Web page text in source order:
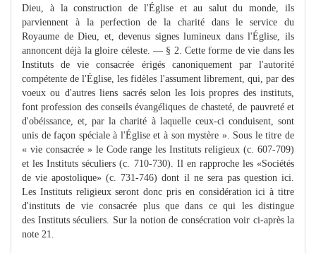
Dieu, à la construction de l'Église et au salut du monde, ils
parviennent à la perfection de la charité dans le service du
Royaume de Dieu, et, devenus signes lumineux dans l'Église, ils
annoncent déjà la gloire céleste. — § 2. Cette forme de vie dans les
Instituts de vie consacrée érigés canoniquement par l'autorité
compétente de l'Église, les fidèles l'assument librement, qui, par des
voeux ou d'autres liens sacrés selon les lois propres des instituts,
font profession des conseils évangéliques de chasteté, de pauvreté et
d'obéissance, et, par la charité à laquelle ceux-ci conduisent, sont
unis de façon spéciale à l'Église et à son mystère ». Sous le titre de
« vie consacrée » le Code range les Instituts religieux (c. 607-709)
et les Instituts séculiers (c. 710-730). Il en rapproche les «Sociétés
de vie apostolique» (c. 731-746) dont il ne sera pas question ici.
Les Instituts religieux seront donc pris en considération ici à titre
d'instituts de vie consacrée plus que dans ce qui les distingue
des Instituts séculiers. Sur la notion de consécration voir ci-après la
note 21.